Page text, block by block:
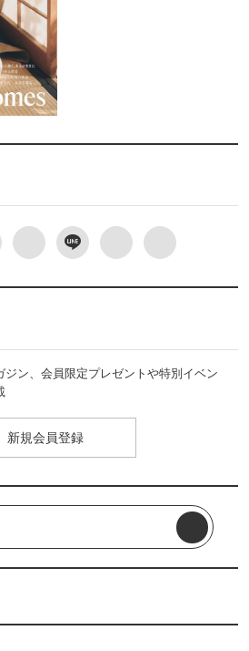
ン、会員限定プレゼントや特別イベン
新規会員登録